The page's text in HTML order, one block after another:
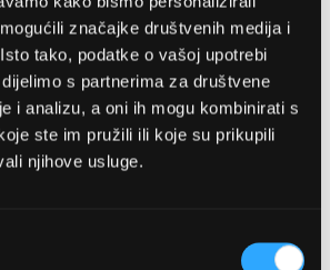
značajke društvenih medija i
tako, podatke o vašoj upotrebi
s partnerima za društvene
i analizu, a oni ih mogu kombinirati s
ste im pružili ili koje su prikupili
njihove usluge.
NJEGO, POSLOVNICA 1